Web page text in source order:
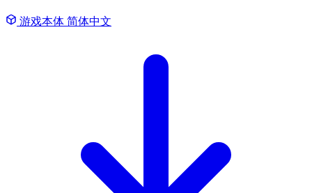
游戏本体 简体中文